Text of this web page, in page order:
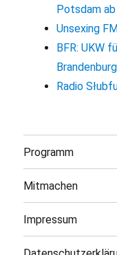
Potsdam
Unsexing
BFR: UKW
Brandenburg
Radio
Programm
Mitmachen
Impressum